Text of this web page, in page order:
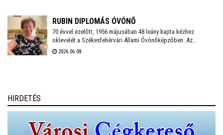
egészségfejlesztési tervének és az iroda születésének
RUBIN DIPLOMÁS ÓVÓNŐ
70 évvel ezelőtt, 1956 májusában 48 leány kapta kézhez
oklevelét a Székesfehérvári Állami Óvónőképzőben. Az
Ezredéves iskola épületében működő képző főiskolai szintű
2026.06.08.
HIRDETÉS